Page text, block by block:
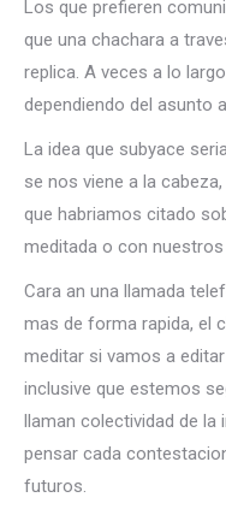
Los que prefieren
que una chachara a
replica. A veces a lo
dependiendo del asunto
La idea que subyace
se nos viene a la
que habriamos citado
meditada o con
Cara an una llamada
mas de forma rapida, el
meditar si vamos a
inclusive que estemos
llaman colectividad de la
pensar cada
futuros.